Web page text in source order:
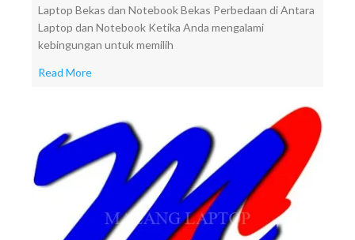
Laptop Bekas dan Notebook Bekas Perbedaan di Antara
Laptop dan Notebook Ketika Anda mengalami
kebingungan untuk memilih
Read More